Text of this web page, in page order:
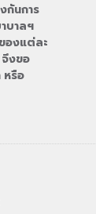
กันการ
บาลฯ
องแต่ละ
งขอ
หรือ